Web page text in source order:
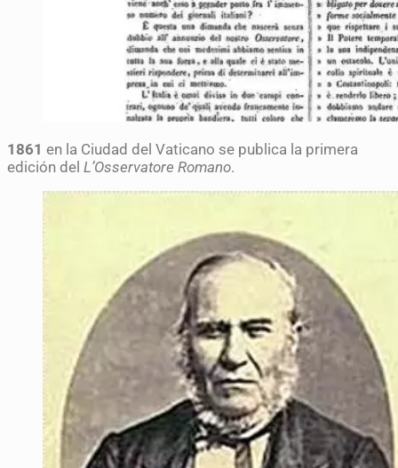
1861 en la Ciudad del Vaticano se publica la primera
edición del L’Osservatore Romano.